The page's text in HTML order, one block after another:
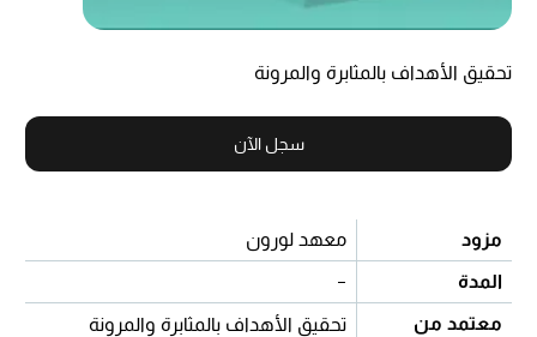
تحقيق الأهداف بالمثابرة والمرونة
سجل الآن
مزود
معهد لورون
المدة
-
معتمد من
تحقيق الأهداف بالمثابرة والمرونة